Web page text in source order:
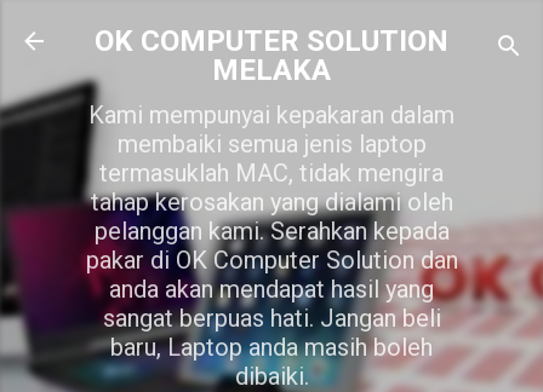
Skip to main content
OK COMPUTER SOLUTION
MELAKA
Kami mempunyai kepakaran dalam
membaiki semua jenis laptop
termasuklah MAC, tidak mengira
tahap kerosakan yang dialami oleh
pelanggan kami. Serahkan kepada
pakar di OK Computer Solution dan
anda akan mendapat hasil yang
sangat berpuas hati. Jangan beli
baru, Laptop anda masih boleh
dibaiki.